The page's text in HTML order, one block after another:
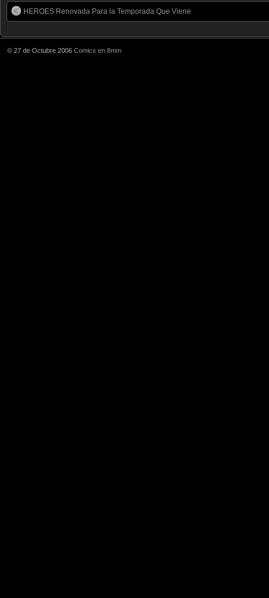
HEROES Renovada Para la Temporada Que Viene
© 27 de Octubre 2006 Comics en 8mm